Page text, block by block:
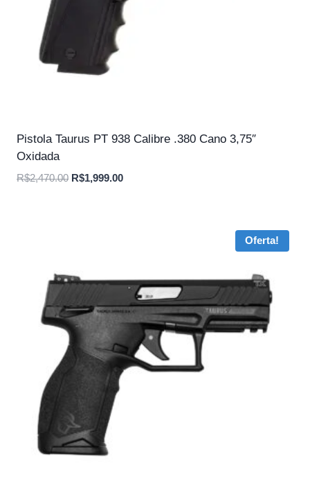
Pistola Taurus PT 938 Calibre .380 Cano 3,75″
Oxidada
R$2,470.00 O
R$1,999.00O
Oferta!